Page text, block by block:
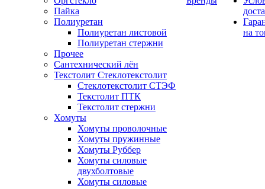
Пайка
Полиуретан
Полиуретан листовой
Полиуретан стержни
Прочее
Сантехнический лён
Текстолит Стеклотекстолит
Стеклотекстолит СТЭФ
Текстолит ПТК
Текстолит стержни
Хомуты
Хомуты проволочные
Хомуты пружинные
Хомуты Руббер
Хомуты силовые
двухболтовые
Хомуты силовые
на